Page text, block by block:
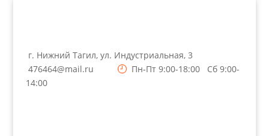
г. Нижний Тагил, ул. Индустриальная, 3
476464@mail.ru
Пн-Пт 9:00-18:00 Сб 9:00-
14:00